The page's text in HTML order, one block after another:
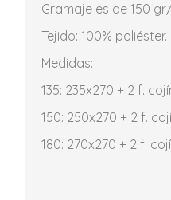
Gramaje es de 150
Tejido: 100% poliéster.
Medidas:
135: 235x270 + 2 f.
150: 250x270 + 2 f.
180: 270x270 + 2 f.